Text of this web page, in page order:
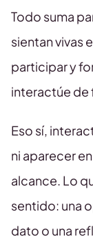
Todo suma
sientan vivas
participar y
interactúe de
Eso sí,
ni aparecer
alcance. Lo
sentido: una
dato o una